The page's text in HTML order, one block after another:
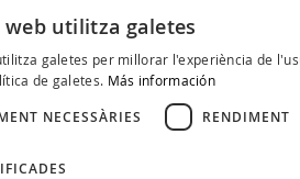
utilitza galetes
galetes per millorar l'experiència de
de galetes. Más información
NECESSÀRIES RENDIMENT